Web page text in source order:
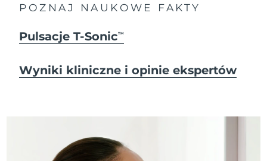
POZNAJ NAUKOWE FAKTY
Pulsacje T-SonicTM
Wyniki kliniczne i opinie ekspertów